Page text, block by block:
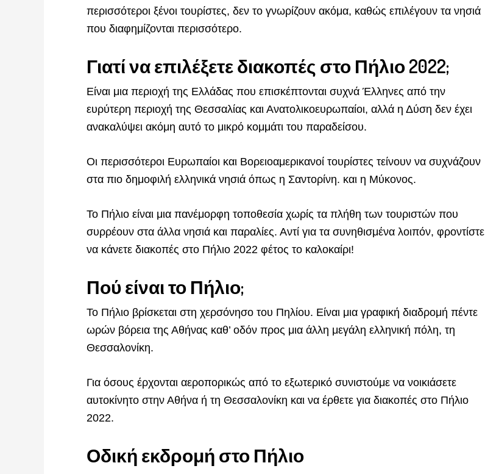
περισσότεροι ξένοι τουρίστες, δεν το γνωρίζουν ακόμα, καθώς επιλέγουν τα νησιά
που διαφημίζονται περισσότερο.
Γιατί να επιλέξετε διακοπές στο Πήλιο 2022;
Είναι μια περιοχή της Ελλάδας που επισκέπτονται συχνά Έλληνες από την
ευρύτερη περιοχή της Θεσσαλίας και Ανατολικοευρωπαίοι, αλλά η Δύση δεν έχει
ανακαλύψει ακόμη αυτό το μικρό κομμάτι του παραδείσου.
Οι περισσότεροι Ευρωπαίοι και Βορειοαμερικανοί τουρίστες τείνουν να συχνάζουν
στα πιο δημοφιλή ελληνικά νησιά όπως η Σαντορίνη. και η Μύκονος.
Το Πήλιο είναι μια πανέμορφη τοποθεσία χωρίς τα πλήθη των τουριστών που
συρρέουν στα άλλα νησιά και παραλίες. Αντί για τα συνηθισμένα λοιπόν, φροντίστε
να κάνετε διακοπές στο Πήλιο 2022 φέτος το καλοκαίρι!
Πού είναι το Πήλιο;
Το Πήλιο βρίσκεται στη χερσόνησο του Πηλίου. Είναι μια γραφική διαδρομή πέντε
ωρών βόρεια της Αθήνας καθ’ οδόν προς μια άλλη μεγάλη ελληνική πόλη, τη
Θεσσαλονίκη.
Για όσους έρχονται αεροπορικώς από το εξωτερικό συνιστούμε να νοικιάσετε
αυτοκίνητο στην Αθήνα ή τη Θεσσαλονίκη και να έρθετε για διακοπές στο Πήλιο
2022.
Οδική εκδρομή στο Πήλιο